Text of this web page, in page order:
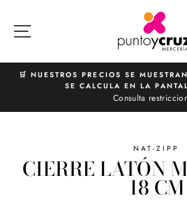
directamente
🛒 NUESTROS PRECIOS SE
SE CALCULA EN LA
Consulta
NAT-ZIPP
CIERRE LATÓN
18 CM